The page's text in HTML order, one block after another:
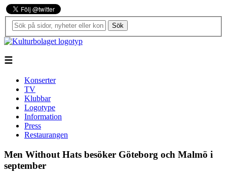
Sök
☰
Konserter
TV
Klubbar
Logotype
Information
Press
Restaurangen
Men Without Hats besöker Göteborg och Malmö i
september